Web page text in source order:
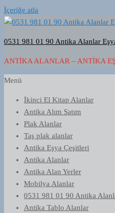
İçeriğe atla
0531 981 01 90 Antika Alanlar
ANTIKA ALANLAR – ANTIKA
Menü
İkinci El Kitap Alanlar
Antika Alım Satım
Plak Alanlar
Taş plak alanlar
Antika Eşya Çeşitleri
Antika Alanlar
Antika Alan Yerler
Mobilya Alanlar
0531 981 01 90 Antika
Antika Tablo Alanlar